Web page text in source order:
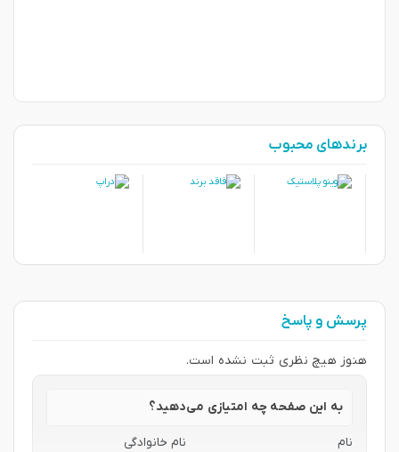
برندهای محبوب
پرسش و پاسخ
هنوز هیچ نظری ثبت نشده است.
به این صفحه چه امتیازی می‌دهید؟
نام نام خانوادگی